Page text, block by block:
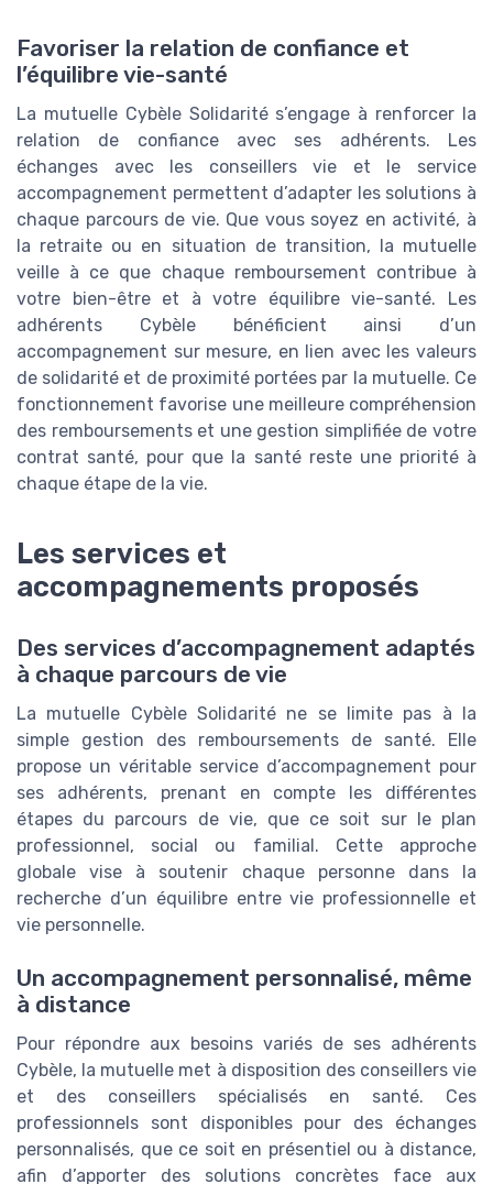
Favoriser la relation de confiance et
l’équilibre vie-santé
La mutuelle Cybèle Solidarité s’engage à renforcer la
relation de confiance avec ses adhérents. Les
échanges avec les conseillers vie et le service
accompagnement permettent d’adapter les solutions à
chaque parcours de vie. Que vous soyez en activité, à
la retraite ou en situation de transition, la mutuelle
veille à ce que chaque remboursement contribue à
votre bien-être et à votre équilibre vie-santé. Les
adhérents Cybèle bénéficient ainsi d’un
accompagnement sur mesure, en lien avec les valeurs
de solidarité et de proximité portées par la mutuelle. Ce
fonctionnement favorise une meilleure compréhension
des remboursements et une gestion simplifiée de votre
contrat santé, pour que la santé reste une priorité à
chaque étape de la vie.
Les services et
accompagnements proposés
Des services d’accompagnement adaptés
à chaque parcours de vie
La mutuelle Cybèle Solidarité ne se limite pas à la
simple gestion des remboursements de santé. Elle
propose un véritable service d’accompagnement pour
ses adhérents, prenant en compte les différentes
étapes du parcours de vie, que ce soit sur le plan
professionnel, social ou familial. Cette approche
globale vise à soutenir chaque personne dans la
recherche d’un équilibre entre vie professionnelle et
vie personnelle.
Un accompagnement personnalisé, même
à distance
Pour répondre aux besoins variés de ses adhérents
Cybèle, la mutuelle met à disposition des conseillers vie
et des conseillers spécialisés en santé. Ces
professionnels sont disponibles pour des échanges
personnalisés, que ce soit en présentiel ou à distance,
afin d’apporter des solutions concrètes face aux